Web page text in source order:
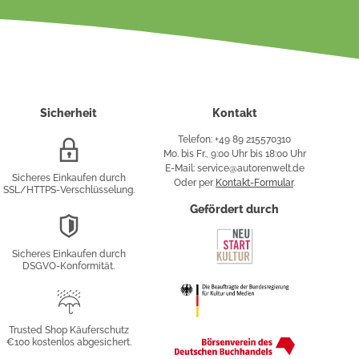
Sicherheit
Verschlüsselung
Sicheres Einkaufen durch
SSL/HTTPS-Verschlüsselung.
Sicheres Einkaufen durch
DSGVO-Konformität.
Käuferschutz
Trusted Shop Käuferschutz
€100 kostenlos abgesichert.
Kontakt
Telefon: +49 89 215570310
Mo. bis Fr., 9:00 Uhr bis 18:00 Uhr
E-Mail: service@autorenwelt.de
Oder per Kontakt-Formular.
Gefördert durch